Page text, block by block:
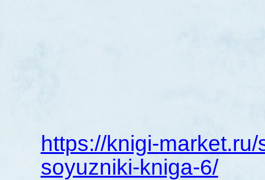
https://knigi-
soyuzniki-kniga-6/